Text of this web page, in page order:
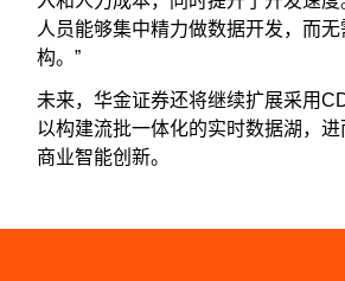
人员能够集中精力做数据开发，而
构。”
未来，华金证券还将继续扩展采用
以构建流批一体化的实时数据湖，
商业智能创新。